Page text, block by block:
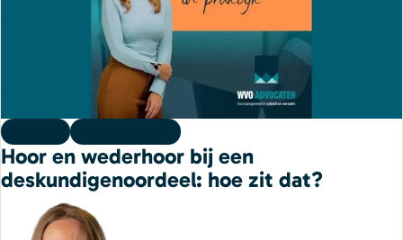
Hoor en wederhoor bij een
deskundigenoordeel: hoe zit dat?